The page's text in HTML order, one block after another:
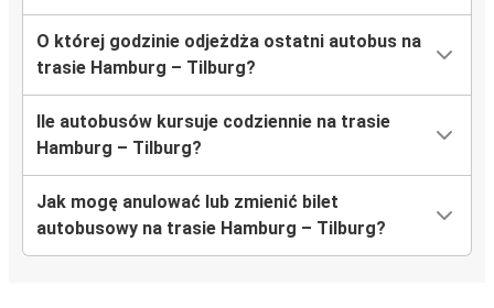
O której godzinie odjeżdża ostatni autobus na
trasie Hamburg – Tilburg?
Ile autobusów kursuje codziennie na trasie
Hamburg – Tilburg?
Jak mogę anulować lub zmienić bilet
autobusowy na trasie Hamburg – Tilburg?